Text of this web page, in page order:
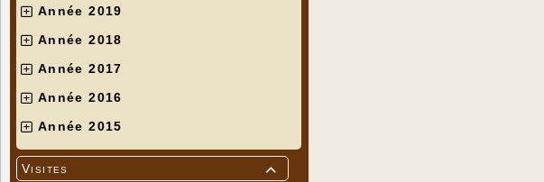
Année 2019
Année 2018
Année 2017
Année 2016
Année 2015

Visites